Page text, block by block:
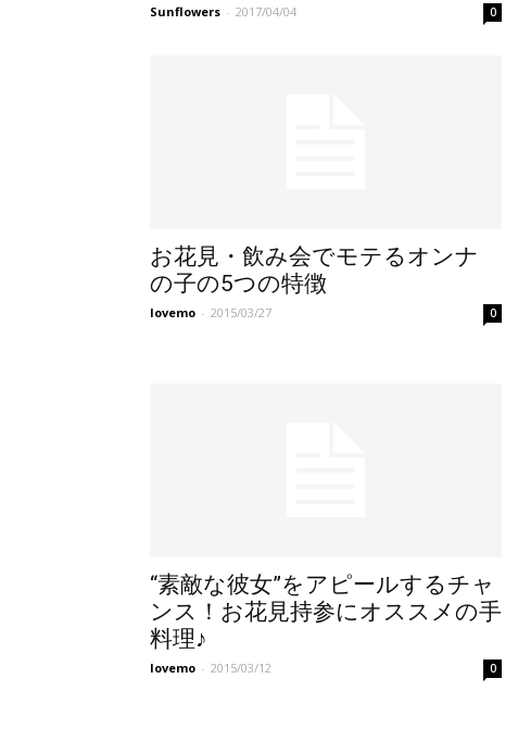
Sunflowers - 2017/04/04 0
お花見・飲み会でモテるオンナ
の子の5つの特徴
lovemo - 2015/03/27 0
“素敵な彼女”をアピールするチャ
ンス！お花見持参にオススメの手
料理♪
lovemo - 2015/03/12 0